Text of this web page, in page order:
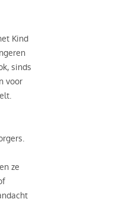
Kind
sinds
voor
ze